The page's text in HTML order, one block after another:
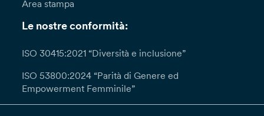
mese, prorogabile di due (2) mesi in casi di
particolare complessità; in questi casi, la Banca
interlocutoria entro un (1) mese informandoti
ritenga che il trattamento dei tuoi dati da parte
del Titolare avvenga in violazione del GDPR
potrai proporre reclamo all’autorità di controllo.
Area stampa
Le nostre conformità:
ISO 30415:2021 “Diversità e inclusione”
ISO 53800:2024 “Parità di Genere ed
Empowerment Femminile”